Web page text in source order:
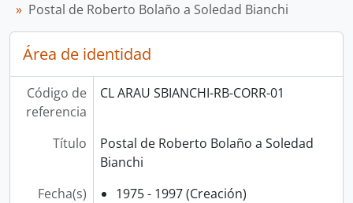
Postal de Roberto Bolaño a Soledad Bianchi
Área de identidad
Código de
referencia
CL ARAU SBIANCHI-RB-CORR-01
Título
Postal de Roberto Bolaño a Soledad
Bianchi
Fecha(s)
1975 - 1997 (Creación)